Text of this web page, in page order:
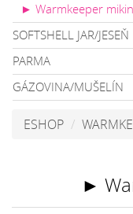
► Warmkeeper
SOFTSHELL JAR/JESEŇ
PARMA
GÁZOVINA/MUŠELÍN
ESHOP
►